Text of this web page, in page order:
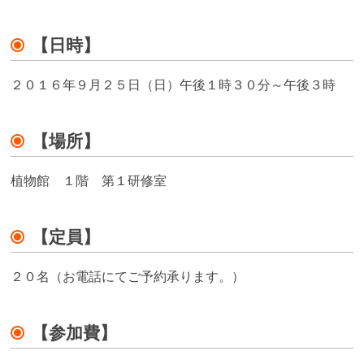
【日時】
２０１６年９月２５日（日）午後１時３０分～午後３時
【場所】
植物館 １階 第１研修室
【定員】
２０名（お電話にてご予約承ります。）
【参加費】